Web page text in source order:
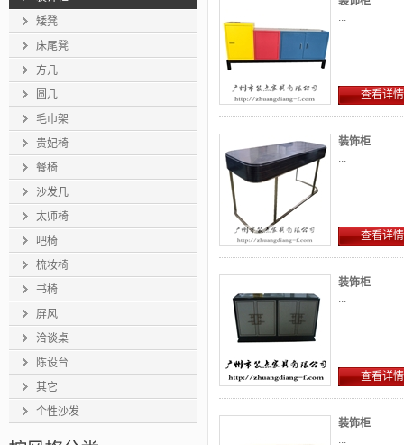
矮凳
床尾凳
方几
圆几
毛巾架
贵妃椅
餐椅
沙发几
太师椅
吧椅
梳妆椅
书椅
屏风
洽谈桌
陈设台
其它
个性沙发
...
查看详情
装饰柜
...
查看详情
装饰柜
...
查看详情
装饰柜
...